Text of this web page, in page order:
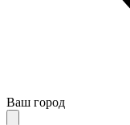
Ваш город